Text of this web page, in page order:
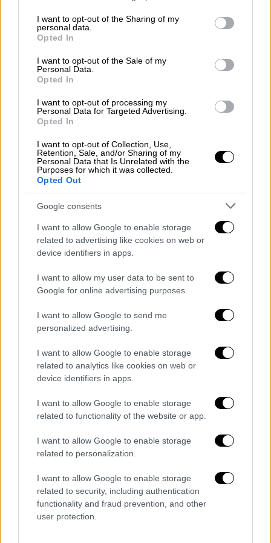
not limited to your visit or usage behaviour. You may click to
grant or deny consent to Google and its third-party tags to
use your data for below specified purposes in below Google
consent section.
I want to opt-out of the Sharing of my
personal data.
Opted In
I want to opt-out of the Sale of my
Personal Data.
Opted In
I want to opt-out of processing my
Personal Data for Targeted Advertising.
Opted In
I want to opt-out of Collection, Use,
Retention, Sale, and/or Sharing of my
Personal Data that Is Unrelated with the
Purposes for which it was collected.
Opted Out
Google consents
I want to allow Google to enable storage
related to advertising like cookies on web or
device identifiers in apps.
I want to allow my user data to be sent to
Google for online advertising purposes.
I want to allow Google to send me
personalized advertising.
I want to allow Google to enable storage
related to analytics like cookies on web or
device identifiers in apps.
I want to allow Google to enable storage
related to functionality of the website or app.
I want to allow Google to enable storage
related to personalization.
I want to allow Google to enable storage
related to security, including authentication
functionality and fraud prevention, and other
user protection.
Μέριλιν Μάνσον: Της έδειχνε βίντεο
στο οποίο κακοποιούσε μια άλλη
γυναίκα - «Ήταν ηθοποιός» λέει ο
τραγουδιστής
τραγουδιστήανέφερε ότι το
συγκεκριμένο βίντεο είναι σκηνοθετημένο
και για τις ανάγκες μίας ταινίας μικρού
μήκους, η οποία τελικά δεν κυκλοφόρησε
ποτέ. Η γυναίκα, που φαινόταν στο βίντεο,
ήταν ηθοποιός, η οποία συμμετείχε επίσης
στο βίντεο κλιπ του τραγουδιστή για το
Long Hard Road From Hell